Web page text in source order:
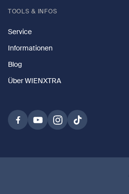
TOOLS & INFOS
Service
Informationen
Blog
Über WIENXTRA